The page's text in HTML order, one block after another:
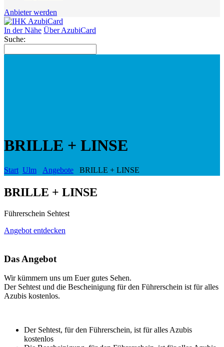
Anbieter werden
In der Nähe Über AzubiCard
Suche:
BRILLE + LINSE
Start Ulm Angebote BRILLE + LINSE
BRILLE + LINSE
Führerschein Sehtest
Angebot entdecken
Das Angebot
Wir kümmern uns um Euer gutes Sehen.
Der Sehtest und die Bescheinigung für den Führerschein ist für alles
Azubis kostenlos.
Der Sehtest, für den Führerschein, ist für alles Azubis
kostenlos